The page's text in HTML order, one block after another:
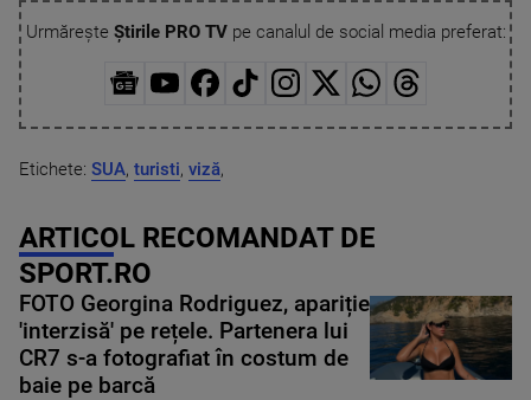
Urmărește Știrile PRO TVpe canalul de social media preferat:
Etichete: SUA, turisti, viză,
ARTICOL RECOMANDAT DE
SPORT.RO
FOTO Georgina Rodriguez, apariție
'interzisă' pe rețele. Partenera lui
CR7 s-a fotografiat în costum de
baie pe barcă